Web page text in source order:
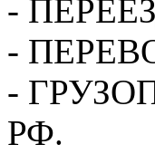
-
-
-
РФ.